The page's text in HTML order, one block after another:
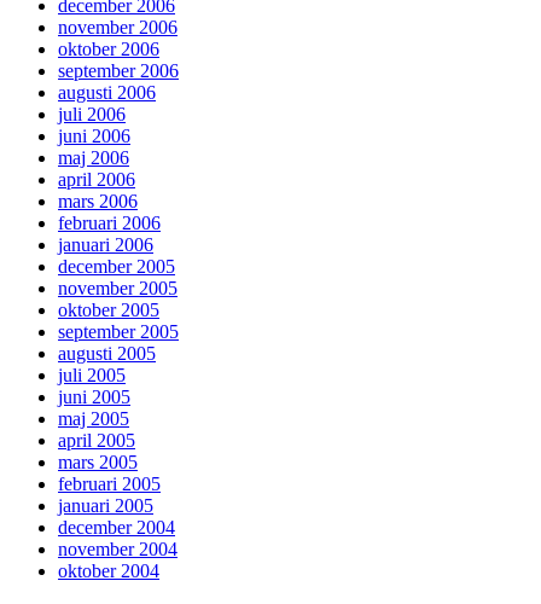
december 2006
november 2006
oktober 2006
september 2006
augusti 2006
juli 2006
juni 2006
maj 2006
april 2006
mars 2006
februari 2006
januari 2006
december 2005
november 2005
oktober 2005
september 2005
augusti 2005
juli 2005
juni 2005
maj 2005
april 2005
mars 2005
februari 2005
januari 2005
december 2004
november 2004
oktober 2004